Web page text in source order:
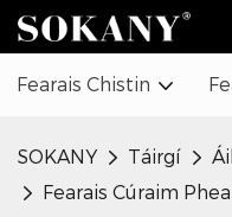
Fearais Chistin
SOKANY Táirgí
Fearais Cúraim